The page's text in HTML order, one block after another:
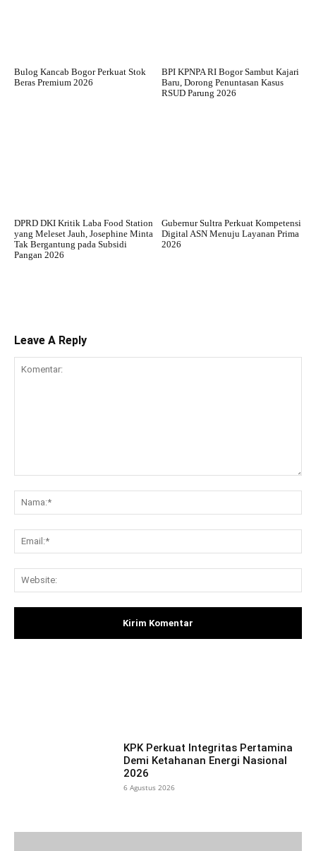
Bulog Kancab Bogor Perkuat Stok
Beras Premium 2026
BPI KPNPA RI Bogor Sambut Kajari
Baru, Dorong Penuntasan Kasus
RSUD Parung 2026
DPRD DKI Kritik Laba Food Station
yang Meleset Jauh, Josephine Minta
Tak Bergantung pada Subsidi
Pangan 2026
Gubernur Sultra Perkuat Kompetensi
Digital ASN Menuju Layanan Prima
2026
Leave A Reply
KPK Perkuat Integritas Pertamina
Demi Ketahanan Energi Nasional
2026
6 Agustus 2026